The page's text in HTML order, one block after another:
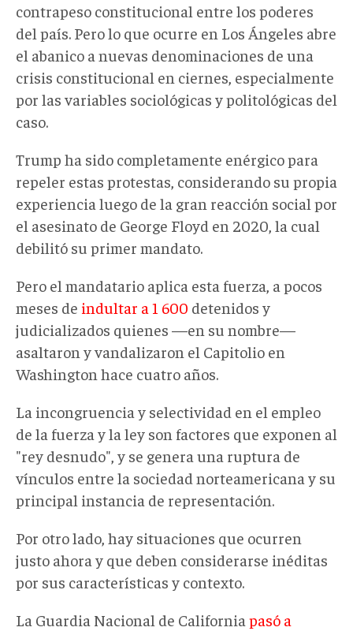
contrapeso constitucional entre los poderes
del país. Pero lo que ocurre en Los Ángeles abre
el abanico a nuevas denominaciones de una
crisis constitucional en ciernes, especialmente
por las variables sociológicas y politológicas del
caso.
Trump ha sido completamente enérgico para
repeler estas protestas, considerando su propia
experiencia luego de la gran reacción social por
el asesinato de George Floyd en 2020, la cual
debilitó su primer mandato.
Pero el mandatario aplica esta fuerza, a pocos
meses de indultar a 1 600 detenidos y
judicializados quienes —en su nombre—
asaltaron y vandalizaron el Capitolio en
Washington hace cuatro años.
La incongruencia y selectividad en el empleo
de la fuerza y la ley son factores que exponen al
"rey desnudo", y se genera una ruptura de
vínculos entre la sociedad norteamericana y su
principal instancia de representación.
Por otro lado, hay situaciones que ocurren
justo ahora y que deben considerarse inéditas
por sus características y contexto.
La Guardia Nacional de California pasó a